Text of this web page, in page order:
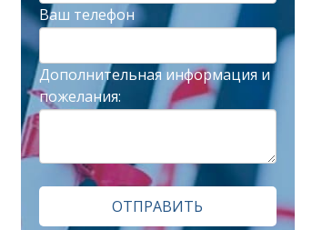
Ваш телефон
Дополнительная информация и
пожелания:
ОТПРАВИТЬ